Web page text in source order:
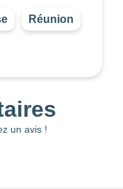
Réunion
un avis !